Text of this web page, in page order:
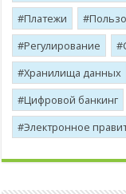
Платежи
Регулирование
Хранилища данных
Цифровой банкинг
Электронное